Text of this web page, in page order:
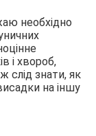
необхідно
і хвороб,
слід знати, як
на іншу